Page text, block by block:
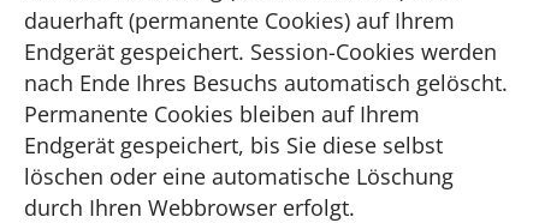
dauerhaft (permanente Cookies) auf Ihrem
Endgerät gespeichert. Session-Cookies werden
nach Ende Ihres Besuchs automatisch gelöscht.
Permanente Cookies bleiben auf Ihrem
Endgerät gespeichert, bis Sie diese selbst
löschen oder eine automatische Löschung
durch Ihren Webbrowser erfolgt.